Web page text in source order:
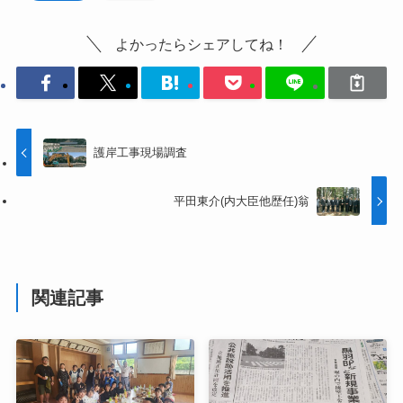
よかったらシェアしてね！
護岸工事現場調査
平田東介(内大臣他歴任)翁
関連記事